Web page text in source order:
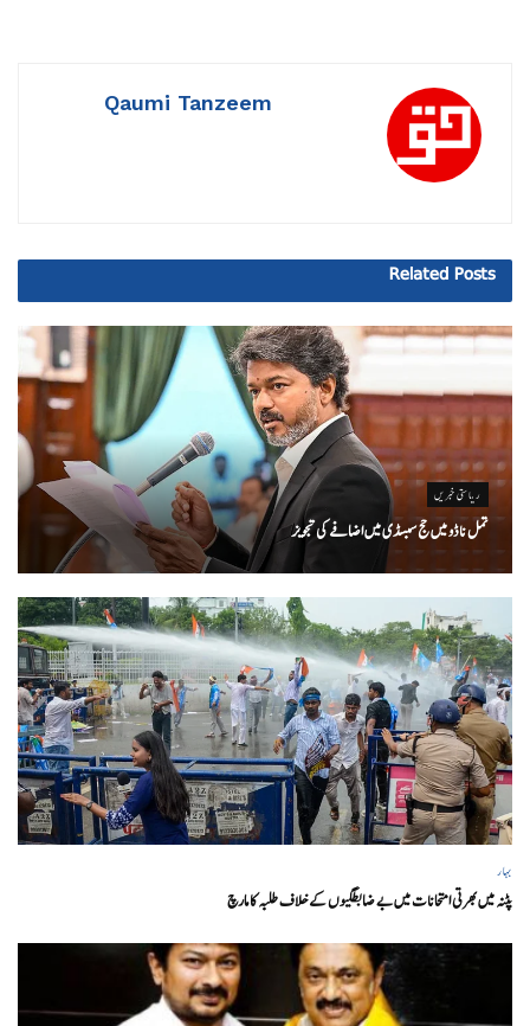
Qaumi Tanzeem
Related Posts
ریاستی خبریں
تمل ناڈو میں حج سبسڈی میں اضافے کی تجویز
بہار
پٹنہ میں بھرتی امتحانات میں بے ضابطگیوں کے خلاف طلبہ کا مارچ